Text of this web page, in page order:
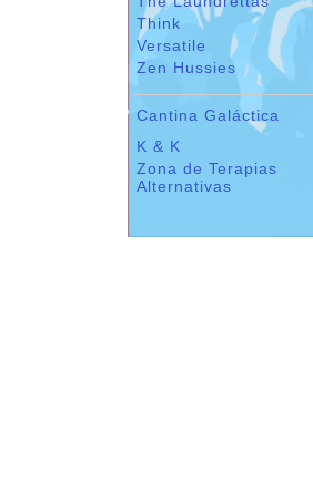
Think
Versatile
Zen Hussies
Cantina Galáctica
K & K
Zona de Terapias
Alternativas